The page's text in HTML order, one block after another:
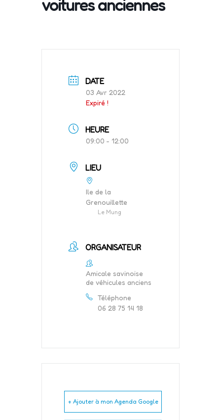
voitures anciennes
DATE
03 Avr 2022
Expiré !
HEURE
09:00 - 12:00
LIEU
Ile de la
Grenouillette
Le Mung
ORGANISATEUR
Amicale savinoise
de véhicules anciens
Téléphone
06 28 75 14 18
+ Ajouter à mon Agenda Google